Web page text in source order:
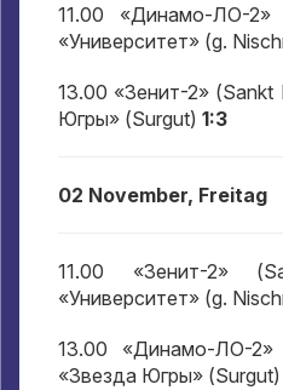
11.00 «Динамо-ЛО-2»
«Университет» (g.
13.00 «Зенит-2» (Sankt
Югры» (Surgut) 1:3
02 November, Freitag
11.00 «Зенит-2»
«Университет» (g.
13.00 «Динамо-ЛО-2»
«Звезда Югры» (Surgut)